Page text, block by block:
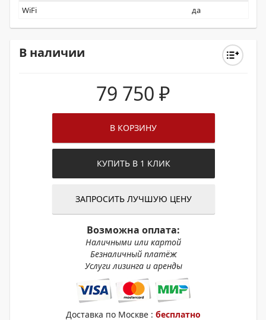
WiFi
да
В наличии
79 750 ₽
В КОРЗИНУ
КУПИТЬ В 1 КЛИК
ЗАПРОСИТЬ ЛУЧШУЮ ЦЕНУ
Возможна оплата:
Наличными или картой
Безналичный платёж
Услуги лизинга и аренды
Доставка по Москве : бесплатно